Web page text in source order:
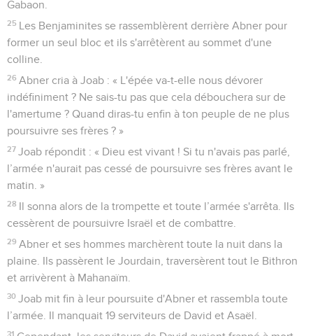
Gabaon.
25 Les Benjaminites se rassemblèrent derrière Abner pour
former un seul bloc et ils s'arrêtèrent au sommet d'une
colline.
26 Abner cria à Joab : « L'épée va-t-elle nous dévorer
indéfiniment ? Ne sais-tu pas que cela débouchera sur de
l'amertume ? Quand diras-tu enfin à ton peuple de ne plus
poursuivre ses frères ? »
27 Joab répondit : « Dieu est vivant ! Si tu n'avais pas parlé,
l’armée n'aurait pas cessé de poursuivre ses frères avant le
matin. »
28 Il sonna alors de la trompette et toute l’armée s'arrêta. Ils
cessèrent de poursuivre Israël et de combattre.
29 Abner et ses hommes marchèrent toute la nuit dans la
plaine. Ils passèrent le Jourdain, traversèrent tout le Bithron
et arrivèrent à Mahanaïm.
30 Joab mit fin à leur poursuite d'Abner et rassembla toute
l’armée. Il manquait 19 serviteurs de David et Asaël.
31